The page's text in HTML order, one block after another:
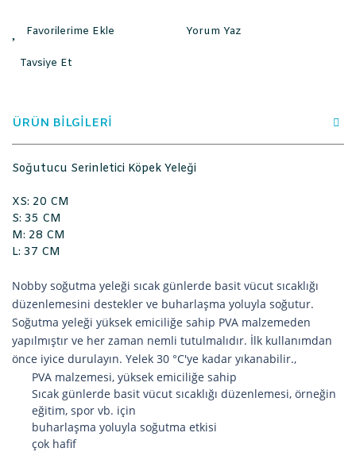
Yorum Yaz
Tavsiye Et
ÜRÜN BİLGİLERİ
Soğutucu Serinletici Köpek Yeleği
XS: 20 CM
S: 35 CM
M: 28 CM
L: 37 CM
Nobby soğutma yeleği sıcak günlerde basit vücut sıcaklığı
düzenlemesini destekler ve buharlaşma yoluyla soğutur.
Soğutma yeleği yüksek emiciliğe sahip PVA malzemeden
yapılmıştır ve her zaman nemli tutulmalıdır. İlk kullanımdan
önce iyice durulayın. Yelek 30 °C'ye kadar yıkanabilir.,
PVA malzemesi, yüksek emiciliğe sahip
Sıcak günlerde basit vücut sıcaklığı düzenlemesi, örneğin
eğitim, spor vb. için
buharlaşma yoluyla soğutma etkisi
çok hafif